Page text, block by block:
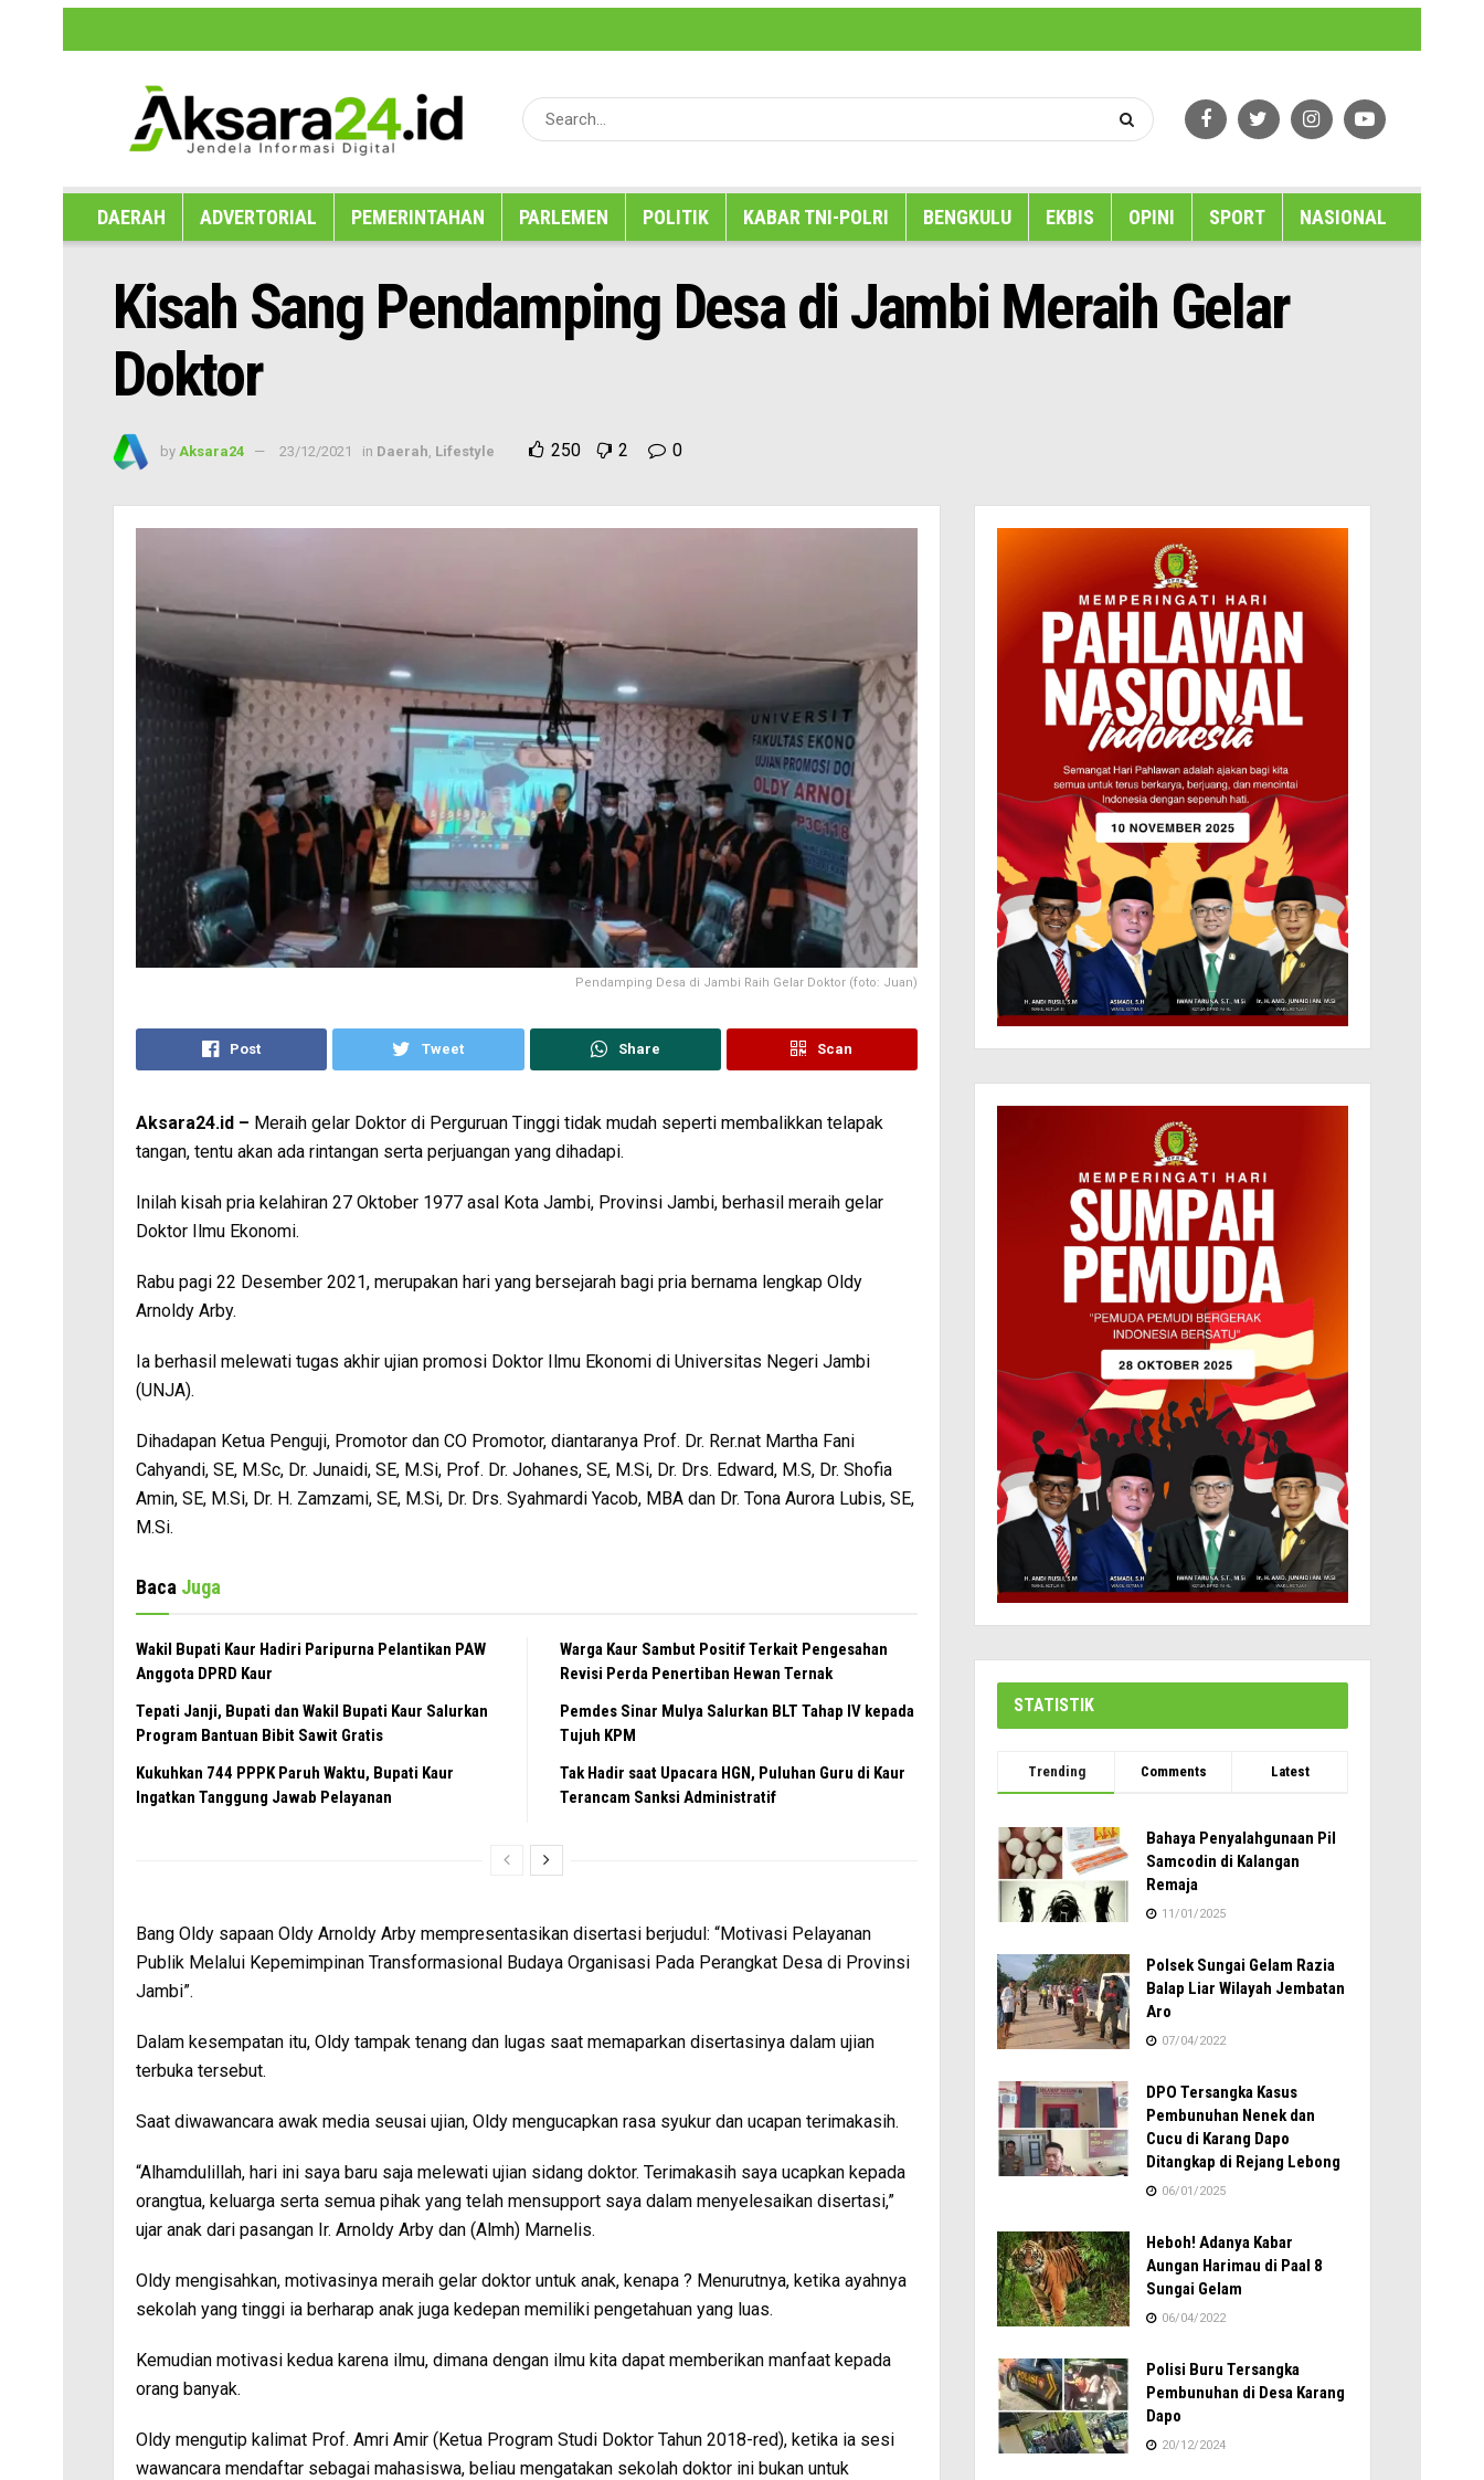
DAERAH ADVERTORIAL PEMERINTAHAN PARLEMEN POLITIK KABAR TNI-POLRI BENGKULU EKBIS OPINI SPORT NASIONAL
Kisah Sang Pendamping Desa di Jambi Meraih Gelar
Doktor
by Aksara24 23/12/2021 in Daerah, Lifestyle 250 2 0
Pendamping Desa di Jambi Raih Gelar Doktor (foto: Juan)
Post Tweet Share Scan
Aksara24.id – Meraih gelar Doktor di Perguruan Tinggi tidak mudah seperti membalikkan telapak
tangan, tentu akan ada rintangan serta perjuangan yang dihadapi.
Inilah kisah pria kelahiran 27 Oktober 1977 asal Kota Jambi, Provinsi Jambi, berhasil meraih gelar
Doktor Ilmu Ekonomi.
Rabu pagi 22 Desember 2021, merupakan hari yang bersejarah bagi pria bernama lengkap Oldy
Arnoldy Arby.
Ia berhasil melewati tugas akhir ujian promosi Doktor Ilmu Ekonomi di Universitas Negeri Jambi
(UNJA).
Dihadapan Ketua Penguji, Promotor dan CO Promotor, diantaranya Prof. Dr. Rer.nat Martha Fani
Cahyandi, SE, M.Sc, Dr. Junaidi, SE, M.Si, Prof. Dr. Johanes, SE, M.Si, Dr. Drs. Edward, M.S, Dr. Shofia
Amin, SE, M.Si, Dr. H. Zamzami, SE, M.Si, Dr. Drs. Syahmardi Yacob, MBA dan Dr. Tona Aurora Lubis, SE,
M.Si.
Baca Juga
Wakil Bupati Kaur Hadiri Paripurna Pelantikan PAW
Anggota DPRD Kaur
Tepati Janji, Bupati dan Wakil Bupati Kaur Salurkan
Program Bantuan Bibit Sawit Gratis
Kukuhkan 744 PPPK Paruh Waktu, Bupati Kaur
Ingatkan Tanggung Jawab Pelayanan
Warga Kaur Sambut Positif Terkait Pengesahan
Revisi Perda Penertiban Hewan Ternak
Pemdes Sinar Mulya Salurkan BLT Tahap IV kepada
Tujuh KPM
Tak Hadir saat Upacara HGN, Puluhan Guru di Kaur
Terancam Sanksi Administratif
Bang Oldy sapaan Oldy Arnoldy Arby mempresentasikan disertasi berjudul: “Motivasi Pelayanan
Publik Melalui Kepemimpinan Transformasional Budaya Organisasi Pada Perangkat Desa di Provinsi
Jambi”.
Dalam kesempatan itu, Oldy tampak tenang dan lugas saat memaparkan disertasinya dalam ujian
terbuka tersebut.
Saat diwawancara awak media seusai ujian, Oldy mengucapkan rasa syukur dan ucapan terimakasih.
“Alhamdulillah, hari ini saya baru saja melewati ujian sidang doktor. Terimakasih saya ucapkan kepada
orangtua, keluarga serta semua pihak yang telah mensupport saya dalam menyelesaikan disertasi,”
ujar anak dari pasangan Ir. Arnoldy Arby dan (Almh) Marnelis.
Oldy mengisahkan, motivasinya meraih gelar doktor untuk anak, kenapa ? Menurutnya, ketika ayahnya
sekolah yang tinggi ia berharap anak juga kedepan memiliki pengetahuan yang luas.
Kemudian motivasi kedua karena ilmu, dimana dengan ilmu kita dapat memberikan manfaat kepada
orang banyak.
Oldy mengutip kalimat Prof. Amri Amir (Ketua Program Studi Doktor Tahun 2018-red), ketika ia sesi
wawancara mendaftar sebagai mahasiswa, beliau mengatakan sekolah doktor ini bukan untuk
STATISTIK
Trending Comments Latest
Bahaya Penyalahgunaan Pil
Samcodin di Kalangan
Remaja
11/01/2025
Polsek Sungai Gelam Razia
Balap Liar Wilayah Jembatan
Aro
07/04/2022
DPO Tersangka Kasus
Pembunuhan Nenek dan
Cucu di Karang Dapo
Ditangkap di Rejang Lebong
06/01/2025
Heboh! Adanya Kabar
Aungan Harimau di Paal 8
Sungai Gelam
06/04/2022
Polisi Buru Tersangka
Pembunuhan di Desa Karang
Dapo
20/12/2024